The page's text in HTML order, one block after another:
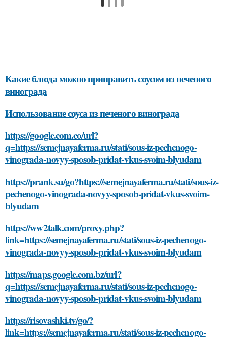
Какие блюда можно приправить соусом из печеного
винограда
Использование соуса из печеного винограда
https://google.com.co/url?
q=https://semejnayaferma.ru/stati/sous-iz-pechenogo-
vinograda-novyy-sposob-pridat-vkus-svoim-blyudam
https://prank.su/go?https://semejnayaferma.ru/stati/sous-iz-
pechenogo-vinograda-novyy-sposob-pridat-vkus-svoim-
blyudam
https://ww2talk.com/proxy.php?
link=https://semejnayaferma.ru/stati/sous-iz-pechenogo-
vinograda-novyy-sposob-pridat-vkus-svoim-blyudam
https://maps.google.com.bz/url?
q=https://semejnayaferma.ru/stati/sous-iz-pechenogo-
vinograda-novyy-sposob-pridat-vkus-svoim-blyudam
https://risovashki.tv/go/?
link=https://semejnayaferma.ru/stati/sous-iz-pechenogo-